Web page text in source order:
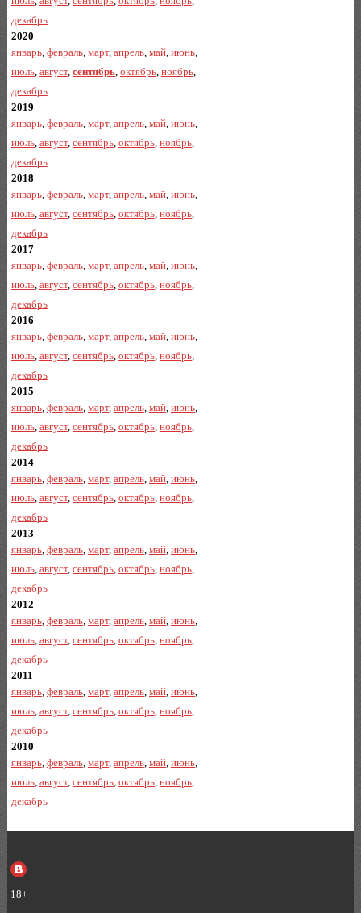
декабрь
2020
январь, февраль, март, апрель, май, июнь,
июль, август, сентябрь, октябрь, ноябрь,
декабрь
2019
январь, февраль, март, апрель, май, июнь,
июль, август, сентябрь, октябрь, ноябрь,
декабрь
2018
январь, февраль, март, апрель, май, июнь,
июль, август, сентябрь, октябрь, ноябрь,
декабрь
2017
январь, февраль, март, апрель, май, июнь,
июль, август, сентябрь, октябрь, ноябрь,
декабрь
2016
январь, февраль, март, апрель, май, июнь,
июль, август, сентябрь, октябрь, ноябрь,
декабрь
2015
январь, февраль, март, апрель, май, июнь,
июль, август, сентябрь, октябрь, ноябрь,
декабрь
2014
январь, февраль, март, апрель, май, июнь,
июль, август, сентябрь, октябрь, ноябрь,
декабрь
2013
январь, февраль, март, апрель, май, июнь,
июль, август, сентябрь, октябрь, ноябрь,
декабрь
2012
январь, февраль, март, апрель, май, июнь,
июль, август, сентябрь, октябрь, ноябрь,
декабрь
2011
январь, февраль, март, апрель, май, июнь,
июль, август, сентябрь, октябрь, ноябрь,
декабрь
2010
январь, февраль, март, апрель, май, июнь,
июль, август, сентябрь, октябрь, ноябрь,
декабрь
18+